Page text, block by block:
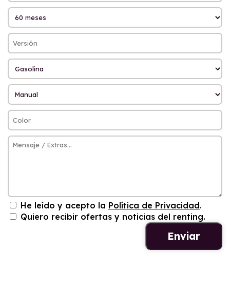
He leído y acepto la Política de Privacidad.
Quiero recibir ofertas y noticias del renting.